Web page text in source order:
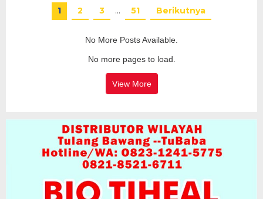
1 2 3 … 51 Berikutnya
No More Posts Available.
No more pages to load.
View More